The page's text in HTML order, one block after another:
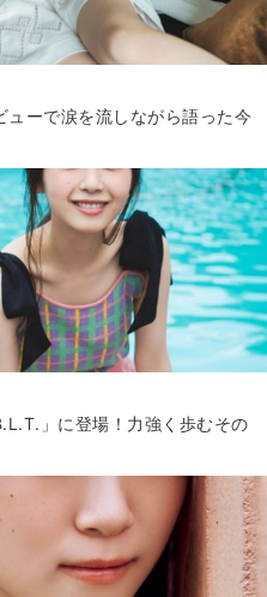
ーで涙を流しながら語った今
」に登場！力強く歩むその